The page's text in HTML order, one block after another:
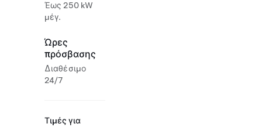
Έως 250 kW
μέγ.
Ώρες
πρόσβασης
Διαθέσιμο
24/7
Τιμές για